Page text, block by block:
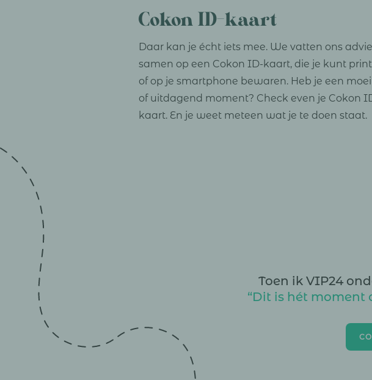
Cokon ID-kaart
Daar kan je écht iets mee. We vatten ons
samen op een Cokon ID-kaart, die je kunt
of op je smartphone bewaren. Heb je een
of uitdagend moment? Check even je Cokon
kaart. En je weet meteen wat je te doen staat.
Toen ik VIP24
“Dit is hét moment